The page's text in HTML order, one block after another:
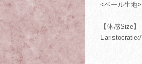
<ベール生地
【体感Size】
L’aristocratie
-----